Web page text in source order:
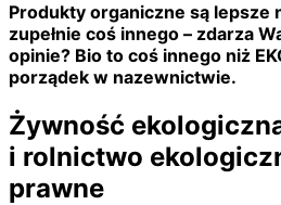
Produkty organiczne są lepsze
zupełnie coś innego – zdarza
opinie? Bio to coś innego niż
porządek w nazewnictwie.
Żywność
i rolnictwo
prawne